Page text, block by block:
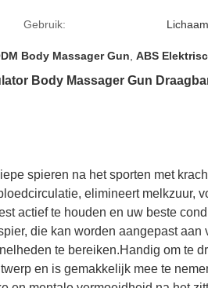
Gebruik:
Body Massager Gun ABS
Body Massager Gun
spieren na het sporten met
elimineert melkzuur,
actief te houden en uw beste
die kan worden aangepast
te bereiken.Handig om te
en is gemakkelijk mee te